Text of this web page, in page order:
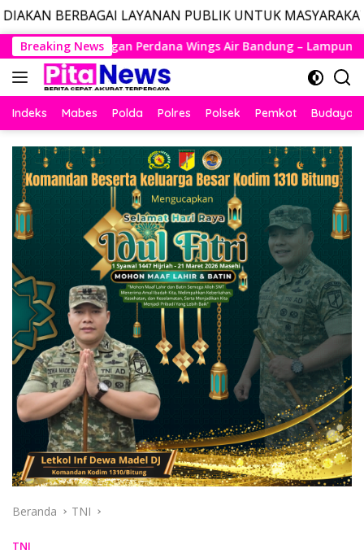
LAYANAN PUBLIK UNTUK MASYARAKAT, LAYANAN
Langsung
ke
konten
Breaking News
Air Bandung – Lampung Resmi Mengudara, Husein
Indeks Mabes Polda Polres Polsek Pemkot Budaya
Beranda TNI
TNI